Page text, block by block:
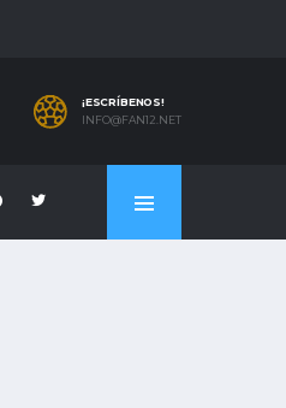
¡ESCRÍBENOS!
INFO@FAN12.NET